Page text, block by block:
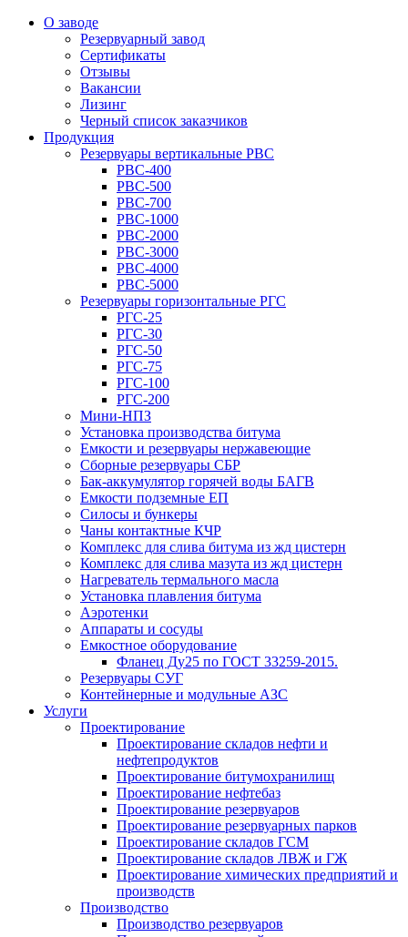
О заводе
Резервуарный завод
Сертификаты
Отзывы
Вакансии
Лизинг
Черный список заказчиков
Продукция
Резервуары вертикальные РВС
РВС-400
РВС-500
РВС-700
РВС-1000
РВС-2000
РВС-3000
РВС-4000
РВС-5000
Резервуары горизонтальные РГС
РГС-25
РГС-30
РГС-50
РГС-75
РГС-100
РГС-200
Мини-НПЗ
Установка производства битума
Емкости и резервуары нержавеющие
Сборные резервуары СБР
Бак-аккумулятор горячей воды БАГВ
Емкости подземные ЕП
Силосы и бункеры
Чаны контактные КЧР
Комплекс для слива битума из жд цистерн
Комплекс для слива мазута из жд цистерн
Нагреватель термального масла
Установка плавления битума
Аэротенки
Аппараты и сосуды
Емкостное оборудование
Фланец Ду25 по ГОСТ 33259-2015.
Резервуары СУГ
Контейнерные и модульные АЗС
Услуги
Проектирование
Проектирование складов нефти и
нефтепродуктов
Проектирование битумохранилищ
Проектирование нефтебаз
Проектирование резервуаров
Проектирование резервуарных парков
Проектирование складов ГСМ
Проектирование складов ЛВЖ и ГЖ
Проектирование химических предприятий и
производств
Производство
Производство резервуаров